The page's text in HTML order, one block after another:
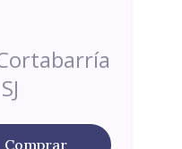
Comprar